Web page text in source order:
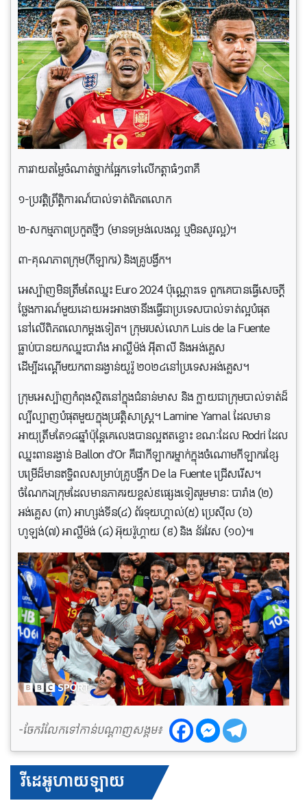
ការវាយតម្លៃចំណាត់ថ្នាក់ផ្អែកទៅលើកត្តាធំៗ៣គឺ
១-ប្រវត្តិ​ព្រឹត្តិការណ៍​បាល់ទាត់​ពិភពលោក
២-សកម្មភាពប្រកួត​ថ្មីៗ (​មាន​ទម្រង់​លេង​ល្អ ឬ​មិន​សូវ​ល្អ)។
៣-គុណភាព​ក្រុម(កីឡាករ) និង​គ្រូបង្វឹក។
អេស្ប៉ាញមិនត្រឹមតែឈ្នះ Euro 2024 ប៉ុណ្ណោះទេ ពួកគេបានធ្វើសេចក្តី
ថ្លែងការណ៍មួយដោយអះអាងថានឹងធ្វេីជាប្រទេសបាល់ទាត់ល្អបំផុត
នៅលើពិភពលោកម្តងទៀត។ ក្រុមរបស់លោក Luis de la Fuente
ធ្លាប់បានយកឈ្នះបារាំង អាល្លឺម៉ង់ អ៊ីតាលី និងអង់គ្លេស
ដើម្បីដណ្តើមយកពានរង្វាន់យូរ៉ូ ២០២៤នៅប្រទេសអង់គ្លេស។
ក្រុមអេស្ប៉ាញកំពុងស្ថិតនៅក្នុងជំនាន់មាស និង ក្លាយជាក្រុមបាល់ទាត់ដ៏
ល្បីល្បាញបំផុតមួយក្នុងប្រវត្តិសាស្ត្រ។ Lamine Yamal ដែលមាន
អាយុត្រឹមតែ១៨ឆ្នាំប៉ុន្តែគេលេងបានល្អឥតខ្ចោះ ខណៈដែល Rodri ដែល
ឈ្នះពានរង្វាន់ Ballon d’Or គឺជាកីឡាករម្នាក់ក្នុងចំណោមកីឡាករខ្សែ
បម្រើដ៏មានឥទ្ធិពលសម្រាប់គ្រូបង្វឹក De la Fuente ជ្រើសរើស។
ចំណែកឯក្រុមដែលមានភាគរយខ្ពស់៩ផ្សេងទៀតរួមមានៈ បារាំង (២)
អង់គ្លេស (៣) អាហ្សង់ទីន(៤) ព័រទុយហ្គាល់(៥) ប្រេស៊ីល (៦)
ហូឡង់(៧) អាល្លឺម៉ង់ (៨) អ៊ុយរ៉ូហ្គាយ (៩) និង ន័រវែស (១០)៕
-ចែករំលែកទៅកាន់បណ្តាញសង្គម៖
វីដេអូហាយឡាយ